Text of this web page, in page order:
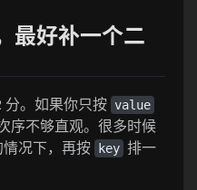
最好补一个二
分。如果你只按 value
序不够直观。很多时候
况下，再按 key 排一